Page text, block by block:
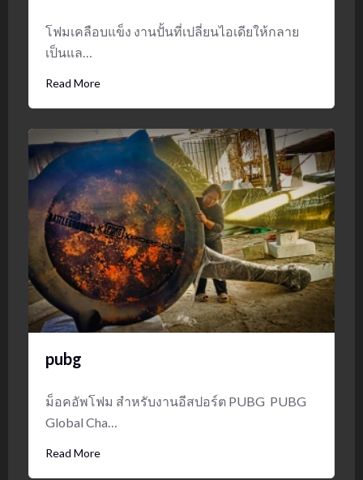
โฟมเคลือบแข็ง งานปั้นที่เปลี่ยนไอเดียให้กลาย
เป็นแล…
Read More
pubg
ม็อคอัพโฟม สำหรับงานอีสปอร์ต PUBG PUBG
Global Cha…
Read More